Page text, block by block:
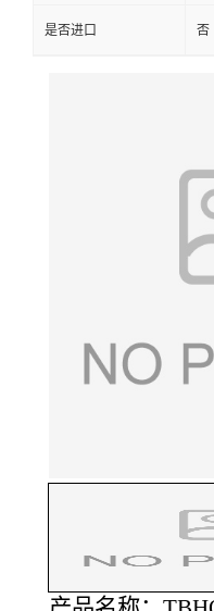
是否进口 否